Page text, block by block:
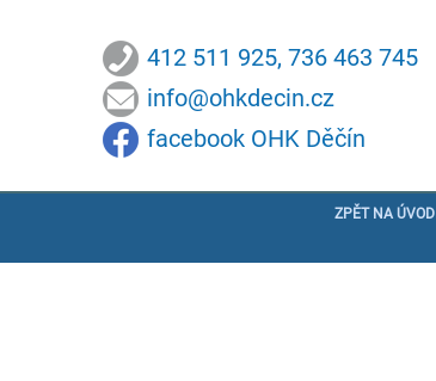
412 511 925, 736 463 745
info@ohkdecin.cz
facebook OHK Děčín
ZPĚT NA ÚVOD